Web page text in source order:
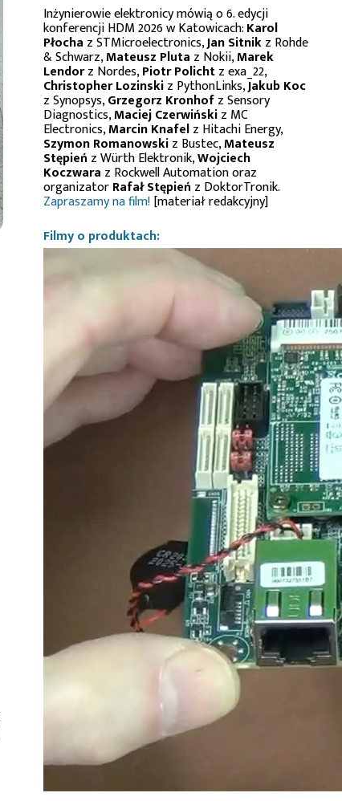
Inżynierowie elektronicy mówią o 6. edycji
konferencji HDM 2026 w Katowicach:Karol
Płocha z STMicroelectronics,Jan Sitnikz Rohde
& Schwarz,Mateusz Pluta z Nokii,Marek
Lendorz Nordes,Piotr Polichtz exa_22,
Christopher Lozinskiz PythonLinks,Jakub Koc
z Synopsys,Grzegorz Kronhofz Sensory
Diagnostics,Maciej Czerwińskiz MC
Electronics,Marcin Knafelz Hitachi Energy,
Szymon Romanowskiz Bustec,Mateusz
Stępień z Würth Elektronik,Wojciech
Koczwara z Rockwell Automation oraz
organizatorRafał Stępień z DoktorTronik.
Zapraszamy na film![materiał redakcyjny]
Filmy o produktach: